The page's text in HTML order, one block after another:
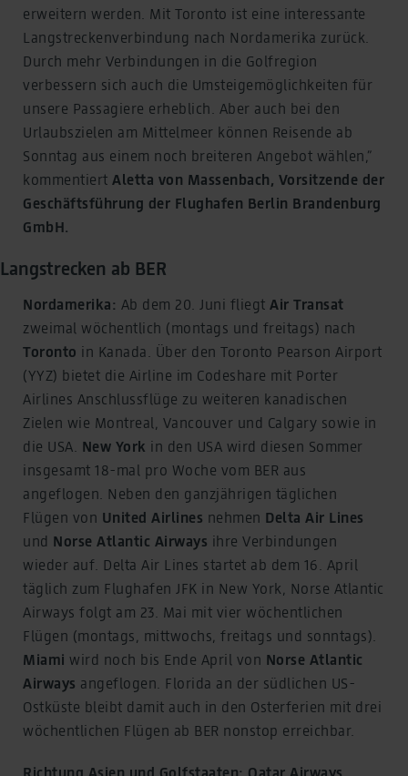
erweitern werden. Mit Toronto ist eine interessante
Langstreckenverbindung nach Nordamerika zurück.
Durch mehr Verbindungen in die Golfregion
verbessern sich auch die Umsteigemöglichkeiten für
unsere Passagiere erheblich. Aber auch bei den
Urlaubszielen am Mittelmeer können Reisende ab
Sonntag aus einem noch breiteren Angebot wählen,”
kommentiert Aletta von Massenbach, Vorsitzende der
Geschäftsführung der Flughafen Berlin Brandenburg
GmbH.
Langstrecken ab BER
Nordamerika: Ab dem 20. Juni fliegt Air Transat
zweimal wöchentlich (montags und freitags) nach
Toronto in Kanada. Über den Toronto Pearson Airport
(YYZ) bietet die Airline im Codeshare mit Porter
Airlines Anschlussflüge zu weiteren kanadischen
Zielen wie Montreal, Vancouver und Calgary sowie in
die USA. New York in den USA wird diesen Sommer
insgesamt 18-mal pro Woche vom BER aus
angeflogen. Neben den ganzjährigen täglichen
Flügen von United Airlines nehmen Delta Air Lines
und Norse Atlantic Airways ihre Verbindungen
wieder auf. Delta Air Lines startet ab dem 16. April
täglich zum Flughafen JFK in New York, Norse Atlantic
Airways folgt am 23. Mai mit vier wöchentlichen
Flügen (montags, mittwochs, freitags und sonntags).
Miami wird noch bis Ende April von Norse Atlantic
Airways angeflogen. Florida an der südlichen US-
Ostküste bleibt damit auch in den Osterferien mit drei
wöchentlichen Flügen ab BER nonstop erreichbar.
Richtung Asien und Golfstaaten: Qatar Airways